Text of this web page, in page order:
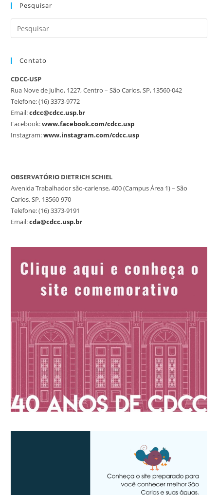
Pesquisar
Contato
CDCC-USP
Rua Nove de Julho, 1227, Centro – São Carlos, SP, 13560-042
Telefone: (16) 3373-9772
Email:cdcc@cdcc.usp.br
Facebook:www.facebook.com/cdcc.usp
Instagram:www.instagram.com/cdcc.usp
OBSERVATÓRIO DIETRICH SCHIEL
Avenida Trabalhador são-carlense, 400 (Campus Área 1) – São
Carlos, SP, 13560-970
Telefone: (16) 3373-9191
Email:cda@cdcc.usp.br